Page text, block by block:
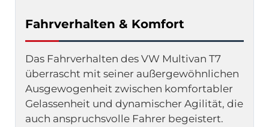
Fahrverhalten & Komfort
Das Fahrverhalten des VW Multivan T7
überrascht mit seiner außergewöhnlichen
Ausgewogenheit zwischen komfortabler
Gelassenheit und dynamischer Agilität, die
auch anspruchsvolle Fahrer begeistert.